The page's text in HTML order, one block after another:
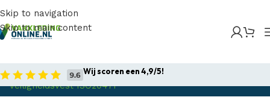
Skip to navigation
Skip to main content
Wij scoren een 4,9/5!
Kleding/Reflecterende Hesjes/Tricorp –
Veiligheidsvest ISO20471